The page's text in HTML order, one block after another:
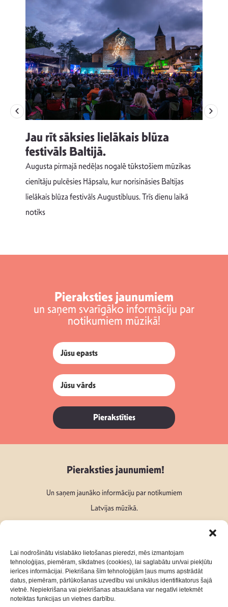
Lai nodrošinātu vislabāko lietošanas pieredzi, mēs izmantojam
tehnoloģijas, piemēram, sīkdatnes (cookies), lai saglabātu un/vai piekļūtu
ierīces informācijai. Piekrišana šīm tehnoloģijām ļaus mums apstrādāt
datus, piemēram, pārlūkošanas uzvedību vai unikālus identifikatorus šajā
vietnē. Nepiekrišana vai piekrišanas atsaukšana var negatīvi ietekmēt
noteiktas funkcijas un vietnes darbību.
Jau rīt sāksies lielākais blūza
festivāls Baltijā.
Augusta pirmajā nedēļas nogalē tūkstošiem mūzikas
cienītāju pulcēsies Hāpsalu, kur norisināsies Baltijas
lielākais blūza festivāls Augustibluus. Trīs dienu laikā
notiks
Pieraksties jaunumiem
un saņem svarīgāko informāciju par
notikumiem mūzikā!
Pierakstīties
Pieraksties jaunumiem!
Un saņem jaunāko informāciju par notikumiem
Latvijas mūzikā.
Seko mums: